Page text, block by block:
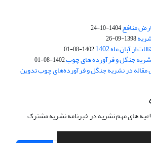
منافع1404-10-24
1398-09-26
آبان ماه 1402 1402-08-01
جنگل و فرآورده های چوب1402-08-01
در نشریه جنگل و فرآورده‌های چوب تدوین
های مهم نشریه در خبرنامه نشریه مشترک